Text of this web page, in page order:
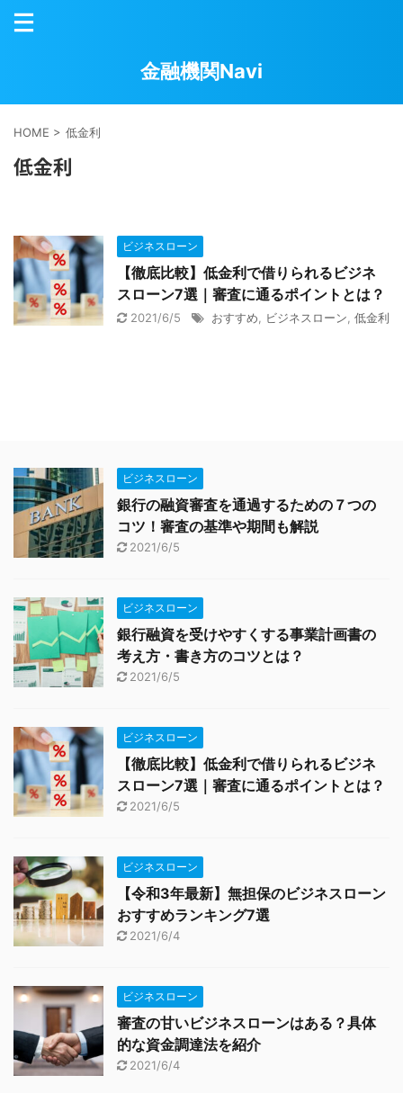
金融機関Navi
HOME > 低金利
低金利
ビジネスローン
【徹底比較】低金利で借りられるビジネ
スローン7選｜審査に通るポイントとは？
2021/6/5 おすすめ ビジネスローン 低金利
ビジネスローン
銀行の融資審査を通過するための７つの
コツ！審査の基準や期間も解説
2021/6/5
ビジネスローン
銀行融資を受けやすくする事業計画書の
考え方・書き方のコツとは？
2021/6/5
ビジネスローン
【徹底比較】低金利で借りられるビジネ
スローン7選｜審査に通るポイントとは？
2021/6/5
ビジネスローン
【令和3年最新】無担保のビジネスローン
おすすめランキング7選
2021/6/4
ビジネスローン
審査の甘いビジネスローンはある？具体
的な資金調達法を紹介
2021/6/4